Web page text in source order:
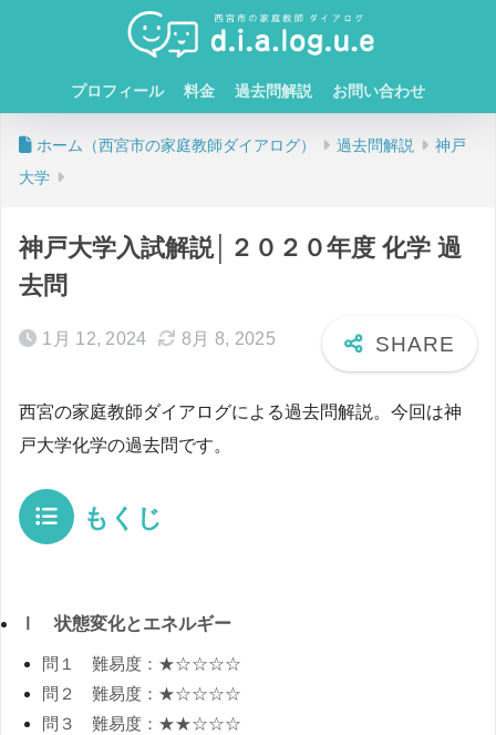
プロフィール 料金 過去問解説 お問い合わせ
ホーム 過去問解説
神戸
大学
神戸大学入試解説│２０２０年度 化学 過
去問
1月 12, 2024 8月 8, 2025
西宮の家庭教師ダイアログによる過去問解説。今回は神
戸大学化学の過去問です。
もくじ
Ⅰ 状態変化とエネルギー
問１ 難易度：★☆☆☆☆
問２ 難易度：★☆☆☆☆
問３ 難易度：★★☆☆☆